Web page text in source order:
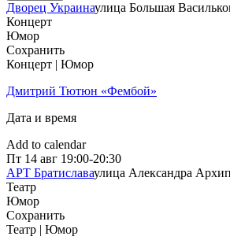
Дворец Украинаулица Большая
Концерт
Юмор
Сохранить
Концерт | Юмор
Дмитрий Тютюн «Фембой»
Дата и время
Add to calendar
Пт 14 авг 19:00-20:30
АРТ Братиславаулица Александра
Театр
Юмор
Сохранить
Театр | Юмор